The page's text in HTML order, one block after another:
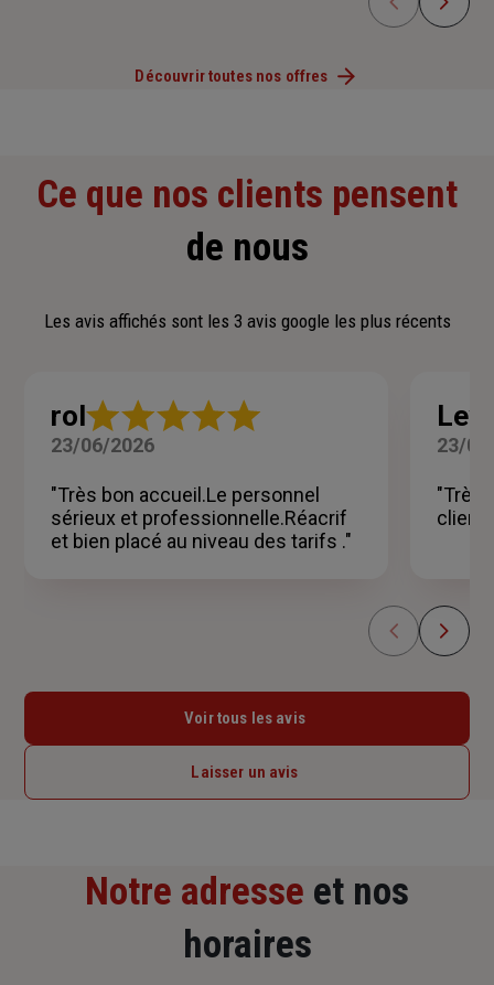
Découvrir toutes nos offres
Ce que nos clients pensent
de nous
Les avis affichés sont les 3 avis google les plus récents
rolNote
5
5
étoiles
23/06/2026
"Très bon accueil.Le personnel
sérieux et professionnelle.Réacrif
et bien placé au niveau des tarifs ."
23/
"Très
Voir tous les avis
Laisser un avis
Notre adresse et nos
horaires